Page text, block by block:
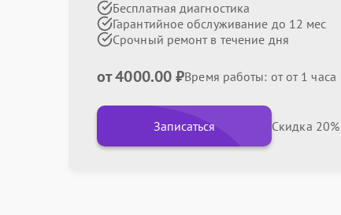
Бесплатная диагностика
Гарантийное обслуживание до 12 мес
Срочный ремонт в течение дня
от 4000.00 ₽Время работы: от от 1 часа
Записаться Скидка